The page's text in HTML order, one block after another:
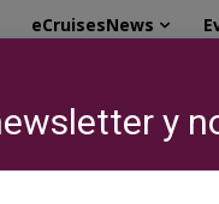
eCruisesNews
y